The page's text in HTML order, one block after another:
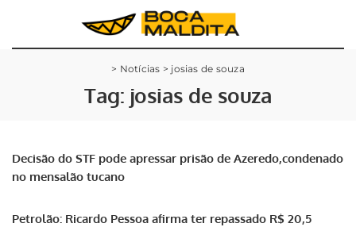
> Notícias > josias de souza
Tag: josias de souza
Decisão do STF pode apressar prisão de Azeredo,condenado
no mensalão tucano
Petrolão: Ricardo Pessoa afirma ter repassado R$ 20,5